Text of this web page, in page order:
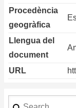
Procedència
geogràfica
Llengua del
document
URL
Search